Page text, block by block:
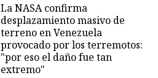
La NASA confirma
desplazamiento masivo de
terreno en Venezuela
provocado por los terremotos:
"por eso el daño fue tan
extremo"